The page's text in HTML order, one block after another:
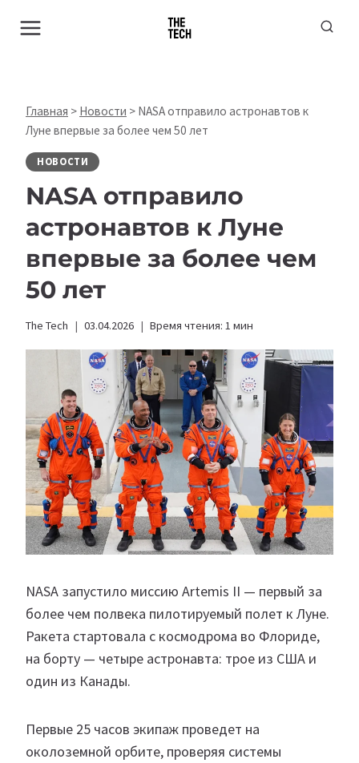
Главная > Новости > NASA отправило астронавтов к
Луне впервые за более чем 50 лет
НОВОСТИ
NASA отправило
астронавтов к Луне
впервые за более чем
50 лет
The Tech 03.04.2026 Время чтения: 1 мин
NASA запустило миссию Artemis II — первый за
более чем полвека пилотируемый полет к Луне.
Ракета стартовала с космодрома во Флориде,
на борту — четыре астронавта: трое из США и
один из Канады.
Первые 25 часов экипаж проведет на
околоземной орбите, проверяя системы